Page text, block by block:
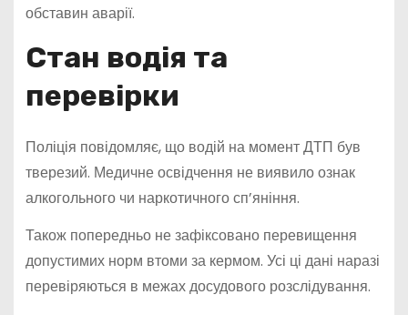
обставин аварії.
Стан водія та
перевірки
Поліція повідомляє, що водій на момент ДТП був
тверезий. Медичне освідчення не виявило ознак
алкогольного чи наркотичного сп’яніння.
Також попередньо не зафіксовано перевищення
допустимих норм втоми за кермом. Усі ці дані наразі
перевіряються в межах досудового розслідування.